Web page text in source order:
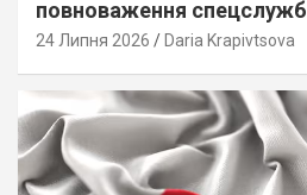
повноваження
стеження
24 Липня 2026 Daria Krapivtsova